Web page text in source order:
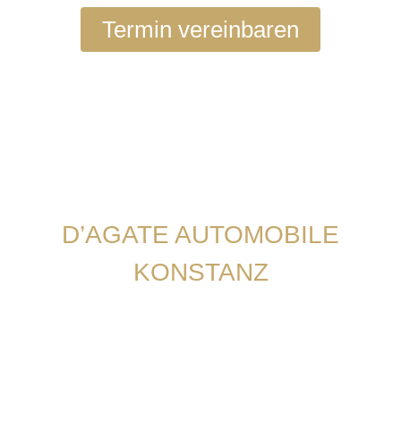
Termin vereinbaren
D’AGATE AUTOMOBILE
KONSTANZ